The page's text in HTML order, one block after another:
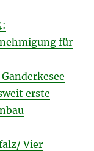
für
erste
Vier